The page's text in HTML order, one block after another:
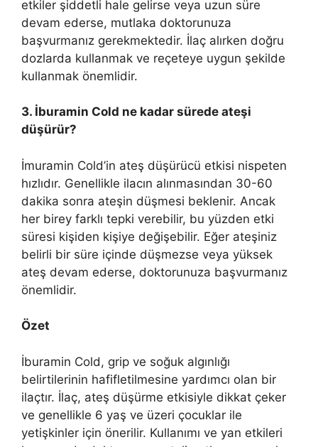
etkiler şiddetli hale gelirse veya uzun süre
devam ederse, mutlaka doktorunuza
başvurmanız gerekmektedir. İlaç alırken doğru
dozlarda kullanmak ve reçeteye uygun şekilde
kullanmak önemlidir.
3. İburamin Cold ne kadar sürede ateşi
düşürür?
İmuramin Cold’in ateş düşürücü etkisi nispeten
hızlıdır. Genellikle ilacın alınmasından 30-60
dakika sonra ateşin düşmesi beklenir. Ancak
her birey farklı tepki verebilir, bu yüzden etki
süresi kişiden kişiye değişebilir. Eğer ateşiniz
belirli bir süre içinde düşmezse veya yüksek
ateş devam ederse, doktorunuza başvurmanız
önemlidir.
Özet
İburamin Cold, grip ve soğuk algınlığı
belirtilerinin hafifletilmesine yardımcı olan bir
ilaçtır. İlaç, ateş düşürme etkisiyle dikkat çeker
ve genellikle 6 yaş ve üzeri çocuklar ile
yetişkinler için önerilir. Kullanımı ve yan etkileri